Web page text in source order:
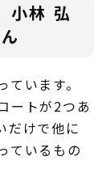
小林 弘
います。
ートが2つあ
だけで他に
ているもの